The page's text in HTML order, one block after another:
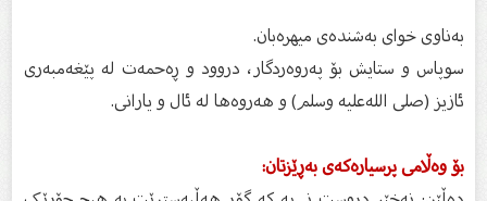
به‌ناوی خوای به‌شنده‌ی میهره‌بان.
سوپاس و ستایش بۆ په‌روه‌ردگار، دروود و ڕه‌حمه‌ت له‌ ‌پێغه‌مبه‌ری
ئازیز (صلی الله‌علیه‌ وسلم) و هه‌روه‌ها له‌ ئال و یارانی.
بۆ‌ وه‌ڵامی پرسیاره‌که‌ی به‌ڕێزتان: